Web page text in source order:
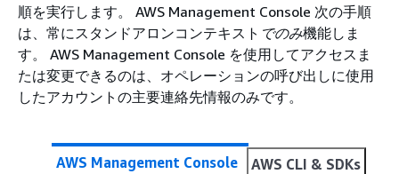
順を実行します。 AWS Management Console 次の手順
は、常にスタンドアロンコンテキスト でのみ機能しま
す。 AWS Management Console を使用してアクセスま
たは変更できるのは、オペレーションの呼び出しに使用
したアカウントの主要連絡先情報のみです。
AWS Management Console AWS CLI & SDKs